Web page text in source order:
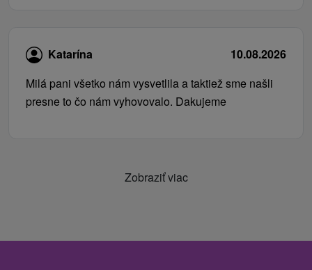
Katarína
10.08.2026
Milá pani všetko nám vysvetlila a taktiež sme našli
presne to čo nám vyhovovalo. Dakujeme
Zobraziť viac